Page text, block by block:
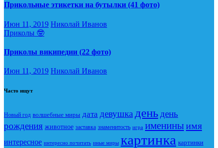
Прикольные этикетки на бутылки (41 фото)
Июн 11, 2019 Николай Иванов
Приколы 🤓
Приколы википедии (22 фото)
Июн 11, 2019 Николай Иванов
Часто ищут
Новый год волшебные миры дата девушка день день
рождения животное заставка знаменитость игра имениныимя
интересное интересно почитать иные миры картинка картинки